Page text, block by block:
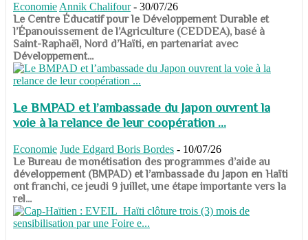
Economie Annik Chalifour - 30/07/26
​​​​​​​Le Centre Éducatif pour le Développement Durable et
l’Épanouissement de l’Agriculture (CEDDEA), basé à
Saint-Raphaël, Nord d’Haïti, en partenariat avec
Développement...
Le BMPAD et l’ambassade du Japon ouvrent la
voie à la relance de leur coopération ...
Economie Jude Edgard Boris Bordes - 10/07/26
​​​​​​​Le Bureau de monétisation des programmes d’aide au
développement (BMPAD) et l’ambassade du Japon en Haïti
ont franchi, ce jeudi 9 juillet, une étape importante vers la
rel...